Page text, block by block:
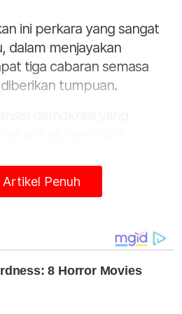
ini perkara yang sangat
dalam menjayakan
tiga cabaran semasa
tumpuan.
besar terhadap
wujudnya
bagi negara-negara
- malah trend yang
di negara seperti
Artikel Penuh